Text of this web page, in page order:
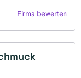
Firma bewerten